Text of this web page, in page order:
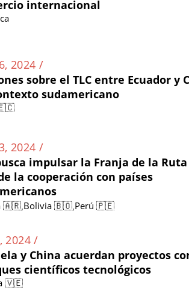
internacional
2024 /
sobre el TLC entre Ecuador y
sudamericano
🇪🇨
2024 /
impulsar la Franja de la Ruta
la cooperación con países
🇦🇷,Bolivia 🇧🇴,Perú 🇵🇪
2024 /
y China acuerdan proyectos
científicos tecnológicos
🇻🇪